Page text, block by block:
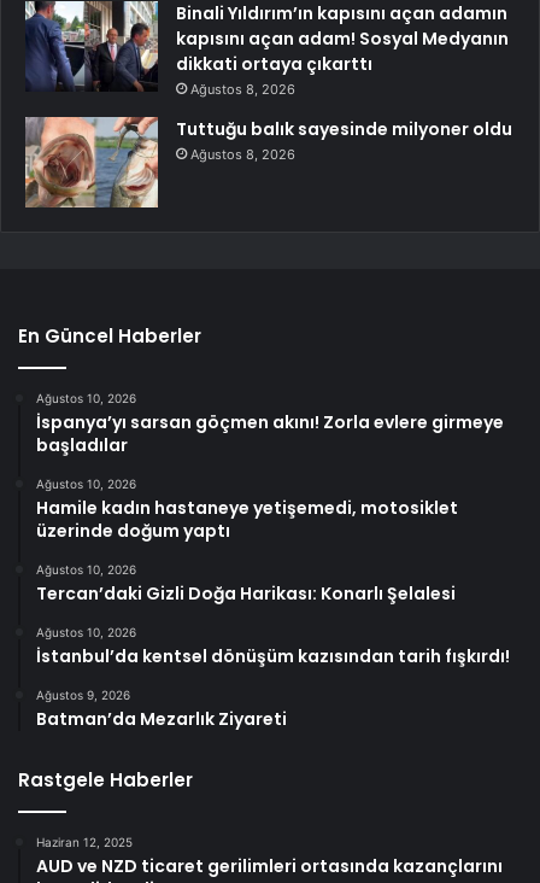
Binali Yıldırım’ın kapısını açan adamın
kapısını açan adam! Sosyal Medyanın
dikkati ortaya çıkarttı
Ağustos 8, 2026
Tuttuğu balık sayesinde milyoner oldu
Ağustos 8, 2026
En Güncel Haberler
Ağustos 10, 2026
İspanya’yı sarsan göçmen akını! Zorla evlere girmeye
başladılar
Ağustos 10, 2026
Hamile kadın hastaneye yetişemedi, motosiklet
üzerinde doğum yaptı
Ağustos 10, 2026
Tercan’daki Gizli Doğa Harikası: Konarlı Şelalesi
Ağustos 10, 2026
İstanbul’da kentsel dönüşüm kazısından tarih fışkırdı!
Ağustos 9, 2026
Batman’da Mezarlık Ziyareti
Rastgele Haberler
Haziran 12, 2025
AUD ve NZD ticaret gerilimleri ortasında kazançlarını